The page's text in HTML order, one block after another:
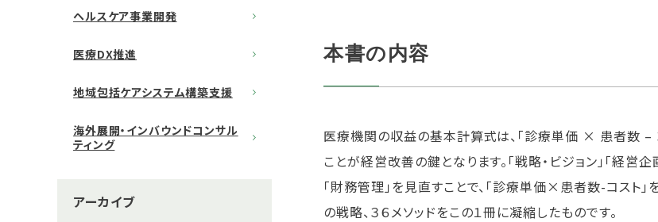
ヘルスケア事業開発
医療DX推進
地域包括ケアシステム構築支援
海外展開・インバウンドコンサル
ティング
アーカイブ
本書の内容
医療機関の収益の基本計算式は、「診療単価 × 患者数 –
ことが経営改善の鍵となります。「戦略・ビジョン」「経営企
「財務管理」を見直すことで、「診療単価×患者数-コスト
の戦略、３６メソッドをこの１冊に凝縮したものです。